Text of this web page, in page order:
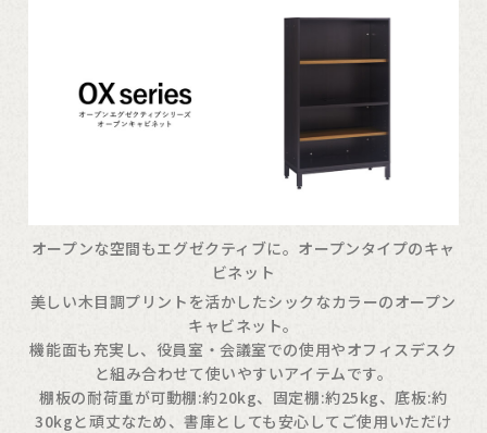
オープンな空間もエグゼクティブに。オープンタイプのキャ
ビネット
美しい木目調プリントを活かしたシックなカラーのオープン
キャビネット。
機能面も充実し、役員室・会議室での使用やオフィスデスク
と組み合わせて使いやすいアイテムです。
棚板の耐荷重が可動棚:約20kg、固定棚:約25kg、底板:約
30kgと頑丈なため、書庫としても安心してご使用いただけ